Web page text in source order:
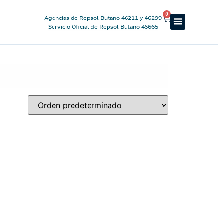
Agencias de Repsol Butano 46211 y 46299
Servicio Oficial de Repsol Butano 46665
0